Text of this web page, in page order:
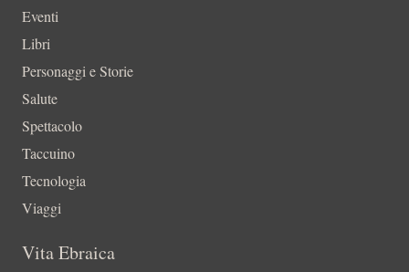
Eventi
Libri
Personaggi e Storie
Salute
Spettacolo
Taccuino
Tecnologia
Viaggi
Vita Ebraica